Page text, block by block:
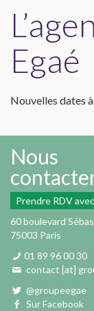
Egaé
Nouvelles dates
Nous
Prendre RDV
60 boulevard
75003 Paris
01 89 96 00 30
contact [at]
@groupeegae
Sur Facebook